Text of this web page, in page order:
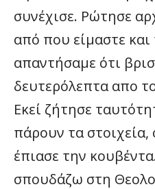
συνέχισε. Ρώτησε
από που είμαστε
απαντήσαμε ότι
δευτερόλεπτα απο
Εκεί ζήτησε
πάρουν τα
έπιασε την
σπουδάζω στη